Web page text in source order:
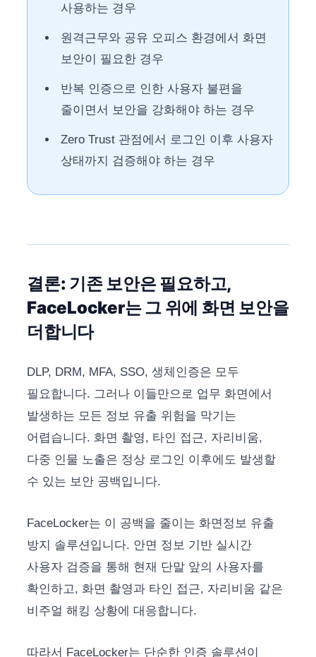
사용하는 경우
원격근무와 공유 오피스 환경에서 화면
보안이 필요한 경우
반복 인증으로 인한 사용자 불편을
줄이면서 보안을 강화해야 하는 경우
Zero Trust 관점에서 로그인 이후 사용자
상태까지 검증해야 하는 경우
결론: 기존 보안은 필요하고,
FaceLocker는 그 위에 화면 보안을
더합니다
DLP, DRM, MFA, SSO, 생체인증은 모두
필요합니다. 그러나 이들만으로 업무 화면에서
발생하는 모든 정보 유출 위험을 막기는
어렵습니다. 화면 촬영, 타인 접근, 자리비움,
다중 인물 노출은 정상 로그인 이후에도 발생할
수 있는 보안 공백입니다.
FaceLocker는 이 공백을 줄이는 화면정보 유출
방지 솔루션입니다. 안면 정보 기반 실시간
사용자 검증을 통해 현재 단말 앞의 사용자를
확인하고, 화면 촬영과 타인 접근, 자리비움 같은
비주얼 해킹 상황에 대응합니다.
따라서 FaceLocker는 단순한 인증 솔루션이